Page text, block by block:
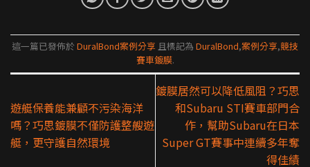
這一篇已發佈於 DuralBond案例分享 且標記為 DuralBond,案例分享,競技
賽車鍍膜.
遊艇保養能兼顧不污染海洋
嗎？巧思鍍膜不僅防護整艘遊
艇，更守護自然環境
鍍膜居然可以降低風阻？巧思
和Subaru STI賽車部門合
作，幫助Subaru在日本
Super GT賽事中連續多年奪
得佳績